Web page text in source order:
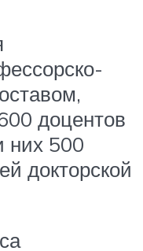
доцентов
них 500
докторской